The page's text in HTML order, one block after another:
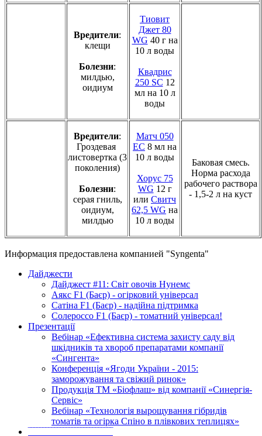
Вредители:
клещи
Болезни:
милдью,
оидиум
Тиовит
Джет 80
WG 40 г на
10 л воды
Квадрис
250 SC 12
мл на 10 л
воды
Вредители:
Гроздевая
листовертка (3
поколения)
Болезни:
серая гниль,
оидиум,
милдью
Матч 050
ЕС 8 мл на
10 л воды
Хорус 75
WG 12 г
или Свитч
62,5 WG на
10 л воды
Баковая смесь.
Норма расхода
рабочего раствора
- 1,5-2 л на куст
Информация предоставлена компанией "Syngenta"
Дайджести
Дайджест #11: Світ овочів Нунемс
Аякс F1 (Баєр) - огірковий універсал
Сатіна F1 (Баєр) - надійна підтримка
Солероссо F1 (Баєр) - томатний універсал!
Презентації
Вебінар «Ефективна система захисту саду від
шкідників та хвороб препаратами компанії
«Сингента»
Конференція «Ягоди України - 2015:
заморожування та свіжий ринок»
Продукція ТМ «Біофлаш» від компанії «Синергія-
Сервіс»
Вебінар «Технологія вырощування гібридів
томатів та огірка Спіно в плівкових теплицях»